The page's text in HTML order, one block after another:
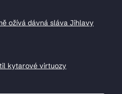
ožívá dávná sláva Jihlavy
kytarové virtuozy